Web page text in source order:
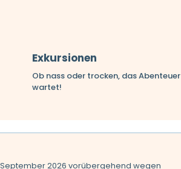
Exkursionen
Ob nass oder trocken, das Abenteuer
wartet!
2026 vorübergehend wegen